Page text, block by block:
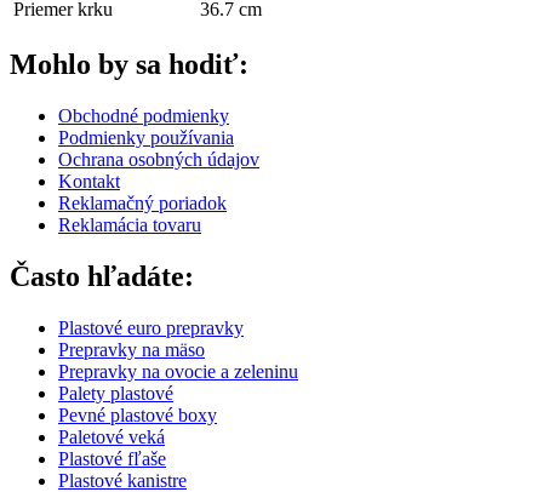
Priemer krku
36.7 cm
Mohlo by sa hodiť:
Obchodné podmienky
Podmienky používania
Ochrana osobných údajov
Kontakt
Reklamačný poriadok
Reklamácia tovaru
Často hľadáte:
Plastové euro prepravky
Prepravky na mäso
Prepravky na ovocie a zeleninu
Palety plastové
Pevné plastové boxy
Paletové veká
Plastové fľaše
Plastové kanistre